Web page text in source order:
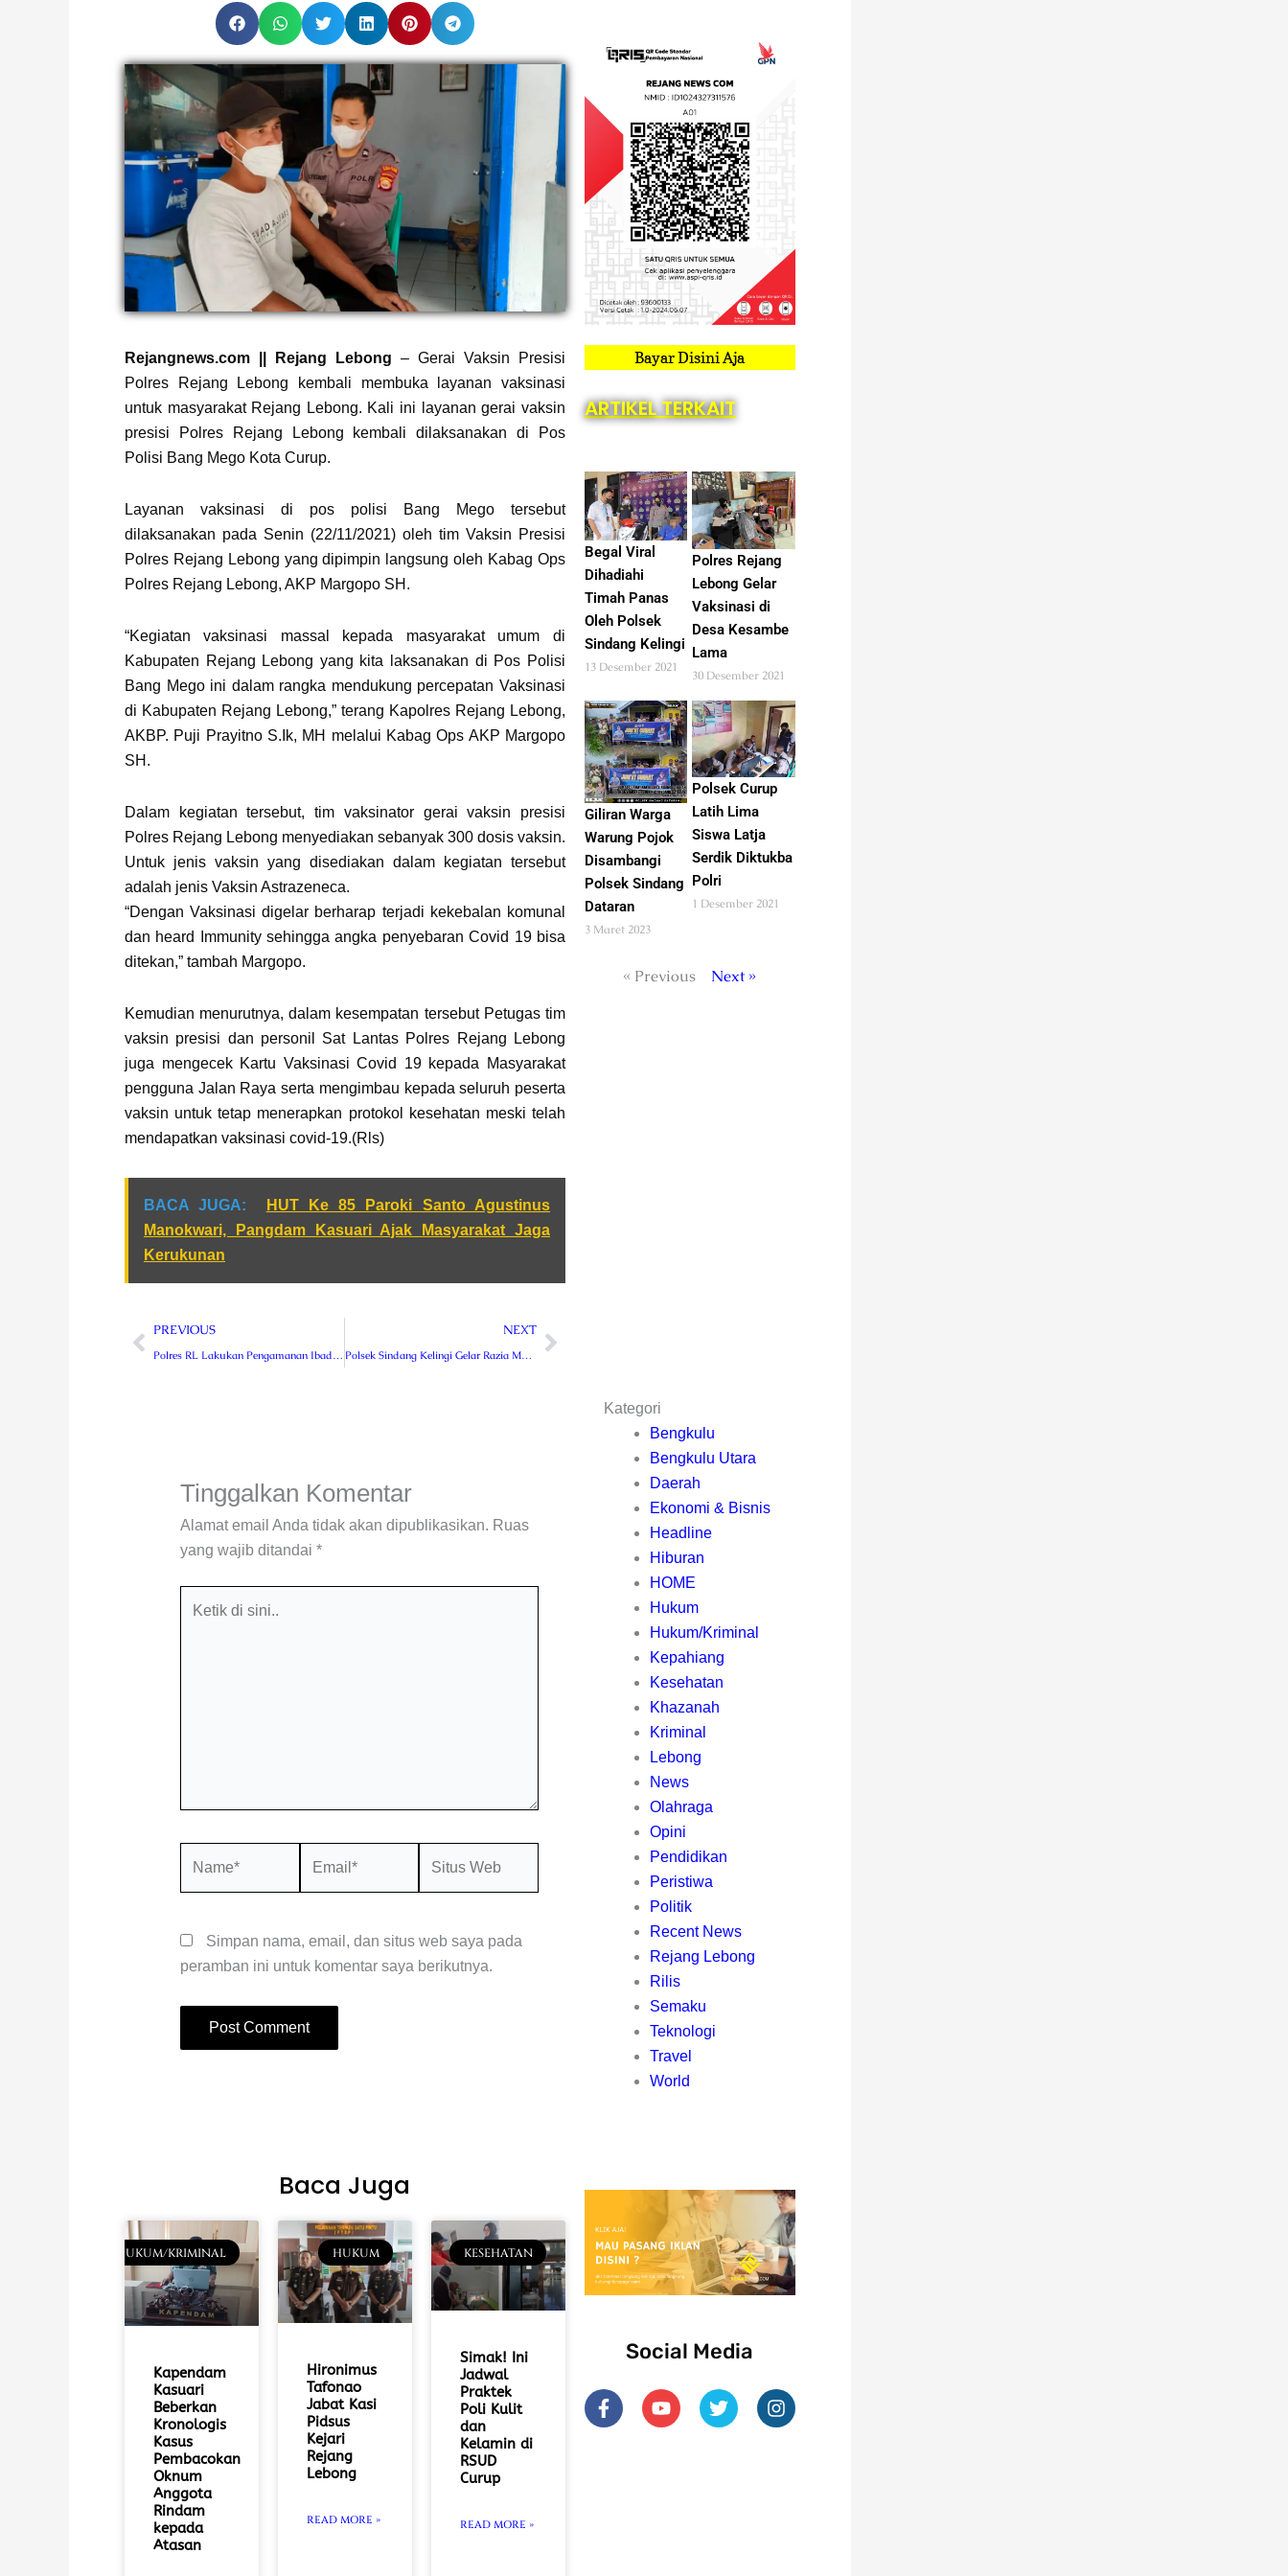
Rejangnews.com || Rejang Lebong – Gerai Vaksin Presisi
Polres Rejang Lebong kembali membuka layanan vaksinasi
untuk masyarakat Rejang Lebong. Kali ini layanan gerai vaksin
presisi Polres Rejang Lebong kembali dilaksanakan di Pos
Polisi Bang Mego Kota Curup.
Layanan vaksinasi di pos polisi Bang Mego tersebut
dilaksanakan pada Senin (22/11/2021) oleh tim Vaksin Presisi
Polres Rejang Lebong yang dipimpin langsung oleh Kabag Ops
Polres Rejang Lebong, AKP Margopo SH.
“Kegiatan vaksinasi massal kepada masyarakat umum di
Kabupaten Rejang Lebong yang kita laksanakan di Pos Polisi
Bang Mego ini dalam rangka mendukung percepatan Vaksinasi
di Kabupaten Rejang Lebong,” terang Kapolres Rejang Lebong,
AKBP. Puji Prayitno S.Ik, MH melalui Kabag Ops AKP Margopo
SH.
Dalam kegiatan tersebut, tim vaksinator gerai vaksin presisi
Polres Rejang Lebong menyediakan sebanyak 300 dosis vaksin.
Untuk jenis vaksin yang disediakan dalam kegiatan tersebut
adalah jenis Vaksin Astrazeneca.
“Dengan Vaksinasi digelar berharap terjadi kekebalan komunal
dan heard Immunity sehingga angka penyebaran Covid 19 bisa
ditekan,” tambah Margopo.
Kemudian menurutnya, dalam kesempatan tersebut Petugas tim
vaksin presisi dan personil Sat Lantas Polres Rejang Lebong
juga mengecek Kartu Vaksinasi Covid 19 kepada Masyarakat
pengguna Jalan Raya serta mengimbau kepada seluruh peserta
vaksin untuk tetap menerapkan protokol kesehatan meski telah
mendapatkan vaksinasi covid-19.(Rls)
BACA JUGA:
HUT Ke 85 Paroki Santo Agustinus
Manokwari, Pangdam Kasuari Ajak Masyarakat Jaga
Kerukunan
Prev
PREVIOUS
Polres RL Lakukan Pengamanan Ibadah Hari Minggu
NEXT
Polsek Sindang Kelingi Gelar Razia Masker
Next
Bayar Disini Aja
ARTIKEL TERKAIT
Begal Viral
Dihadiahi
Timah Panas
Oleh Polsek
Sindang Kelingi
13 Desember 2021
Polres Rejang
Lebong Gelar
Vaksinasi di
Desa Kesambe
Lama
30 Desember 2021
Giliran Warga
Warung Pojok
Disambangi
Polsek Sindang
Dataran
3 Maret 2023
Polsek Curup
Latih Lima
Siswa Latja
Serdik Diktukba
Polri
1 Desember 2021
« Previous Next »
Tinggalkan Komentar
Alamat email Anda tidak akan dipublikasikan. Ruas
yang wajib ditandai *
Simpan nama, email, dan situs web saya pada
peramban ini untuk komentar saya berikutnya.
Kategori
Bengkulu
Bengkulu Utara
Daerah
Ekonomi & Bisnis
Headline
Hiburan
HOME
Hukum
Hukum/Kriminal
Kepahiang
Kesehatan
Khazanah
Kriminal
Lebong
News
Olahraga
Opini
Pendidikan
Peristiwa
Politik
Recent News
Rejang Lebong
Rilis
Semaku
Teknologi
Travel
World
Baca Juga
HUKUM/KRIMINAL
Kapendam
Kasuari
Beberkan
Kronologis
Kasus
Pembacokan
Oknum
Anggota
Rindam
kepada
Atasan
HUKUM
Hironimus
Tafonao
Jabat Kasi
Pidsus
Kejari
Rejang
Lebong
READ MORE »
KESEHATAN
Simak! Ini
Jadwal
Praktek
Poli Kulit
dan
Kelamin di
RSUD
Curup
READ MORE »
Social Media
F
a
c
Y
o
u
T
w
i
I
n
s